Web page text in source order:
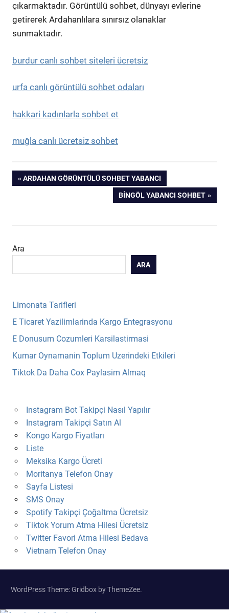
çıkarmaktadır. Görüntülü sohbet, dünyayı evlerine
getirerek Ardahanlılara sınırsız olanaklar
sunmaktadır.
burdur canlı sohbet siteleri ücretsiz
urfa canlı görüntülü sohbet odaları
hakkari kadınlarla sohbet et
muğla canlı ücretsiz sohbet
Yazı
PREVIOUS
ARDAHAN GÖRÜNTÜLÜ SOHBET YABANCI
NEXT
BINGÖL YABANCI SOHBET
Ara
ARA
Limonata Tarifleri
E Ticaret Yazilimlarinda Kargo Entegrasyonu
E Donusum Cozumleri Karsilastirmasi
Kumar Oynamanin Toplum Uzerindeki Etkileri
Tiktok Da Daha Cox Paylasim Almaq
Instagram Bot Takipçi Nasıl Yapılır
Instagram Takipçi Satın Al
Kongo Kargo Fiyatları
Liste
Meksika Kargo Ücreti
Moritanya Telefon Onay
Sayfa Listesi
SMS Onay
Spotify Takipçi Çoğaltma Ücretsiz
Tiktok Yorum Atma Hilesi Ücretsiz
Twitter Favori Atma Hilesi Bedava
Vietnam Telefon Onay
WordPress Theme: Gridbox by ThemeZee.